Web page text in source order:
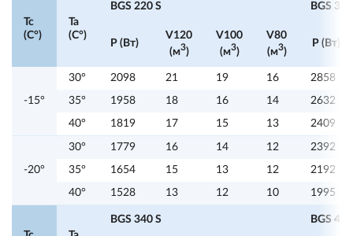
Tc
(C°)
Ta
(C°)
BGS 220 S BGS
P (Вт)
V120
(м3)
V100
(м3)
V80
(м3)
P (Вт)
-15°
30° 2098 21 19 16 2858
35° 1958 18 16 14 2632
40° 1819 17 15 13 2409
-20°
30° 1779 16 14 12 2392
35° 1654 15 13 12 2192
40° 1528 13 12 10 1995
BGS 340 S BGS